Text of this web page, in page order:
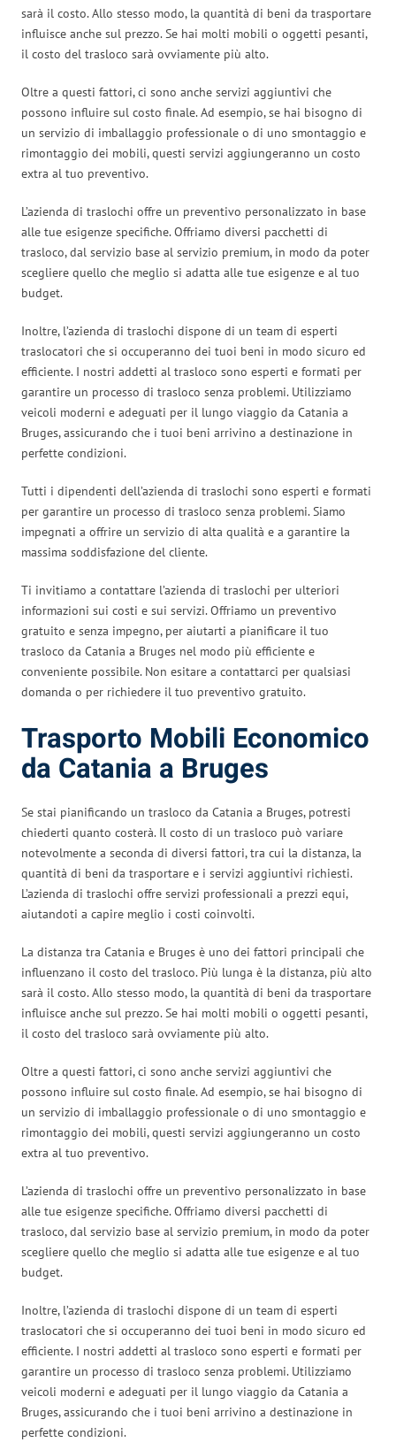
sarà il costo. Allo stesso modo, la quantità di beni da trasportare
influisce anche sul prezzo. Se hai molti mobili o oggetti pesanti,
il costo del trasloco sarà ovviamente più alto.
Oltre a questi fattori, ci sono anche servizi aggiuntivi che
possono influire sul costo finale. Ad esempio, se hai bisogno di
un servizio di imballaggio professionale o di uno smontaggio e
rimontaggio dei mobili, questi servizi aggiungeranno un costo
extra al tuo preventivo.
L’azienda di traslochi offre un preventivo personalizzato in base
alle tue esigenze specifiche. Offriamo diversi pacchetti di
trasloco, dal servizio base al servizio premium, in modo da poter
scegliere quello che meglio si adatta alle tue esigenze e al tuo
budget.
Inoltre, l’azienda di traslochi dispone di un team di esperti
traslocatori che si occuperanno dei tuoi beni in modo sicuro ed
efficiente. I nostri addetti al trasloco sono esperti e formati per
garantire un processo di trasloco senza problemi. Utilizziamo
veicoli moderni e adeguati per il lungo viaggio da Catania a
Bruges, assicurando che i tuoi beni arrivino a destinazione in
perfette condizioni.
Tutti i dipendenti dell’azienda di traslochi sono esperti e formati
per garantire un processo di trasloco senza problemi. Siamo
impegnati a offrire un servizio di alta qualità e a garantire la
massima soddisfazione del cliente.
Ti invitiamo a contattare l’azienda di traslochi per ulteriori
informazioni sui costi e sui servizi. Offriamo un preventivo
gratuito e senza impegno, per aiutarti a pianificare il tuo
trasloco da Catania a Bruges nel modo più efficiente e
conveniente possibile. Non esitare a contattarci per qualsiasi
domanda o per richiedere il tuo preventivo gratuito.
Trasporto Mobili Economico
da Catania a Bruges
Se stai pianificando un trasloco da Catania a Bruges, potresti
chiederti quanto costerà. Il costo di un trasloco può variare
notevolmente a seconda di diversi fattori, tra cui la distanza, la
quantità di beni da trasportare e i servizi aggiuntivi richiesti.
L’azienda di traslochi offre servizi professionali a prezzi equi,
aiutandoti a capire meglio i costi coinvolti.
La distanza tra Catania e Bruges è uno dei fattori principali che
influenzano il costo del trasloco. Più lunga è la distanza, più alto
sarà il costo. Allo stesso modo, la quantità di beni da trasportare
influisce anche sul prezzo. Se hai molti mobili o oggetti pesanti,
il costo del trasloco sarà ovviamente più alto.
Oltre a questi fattori, ci sono anche servizi aggiuntivi che
possono influire sul costo finale. Ad esempio, se hai bisogno di
un servizio di imballaggio professionale o di uno smontaggio e
rimontaggio dei mobili, questi servizi aggiungeranno un costo
extra al tuo preventivo.
L’azienda di traslochi offre un preventivo personalizzato in base
alle tue esigenze specifiche. Offriamo diversi pacchetti di
trasloco, dal servizio base al servizio premium, in modo da poter
scegliere quello che meglio si adatta alle tue esigenze e al tuo
budget.
Inoltre, l’azienda di traslochi dispone di un team di esperti
traslocatori che si occuperanno dei tuoi beni in modo sicuro ed
efficiente. I nostri addetti al trasloco sono esperti e formati per
garantire un processo di trasloco senza problemi. Utilizziamo
veicoli moderni e adeguati per il lungo viaggio da Catania a
Bruges, assicurando che i tuoi beni arrivino a destinazione in
perfette condizioni.